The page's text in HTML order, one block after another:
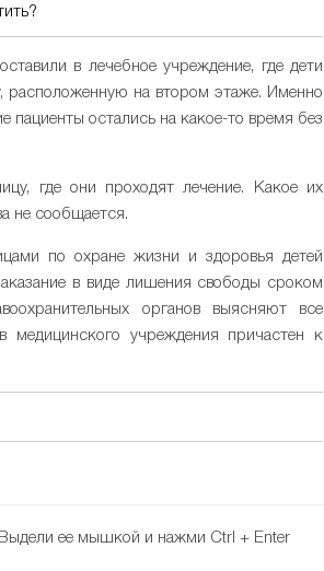
в лечебное учреждение, где дети
расположенную на втором этаже. Именно
пациенты остались на какое-то время без
где они проходят лечение. Какое их
не сообщается.
по охране жизни и здоровья детей
в виде лишения свободы сроком
органов выясняют все
медицинского учреждения причастен к
Выдели ее мышкой и нажми Ctrl + Enter